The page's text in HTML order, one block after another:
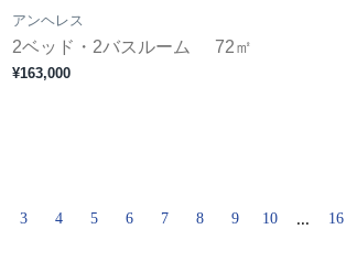
アンヘレス
2ベッド・2バスルーム 72㎡
¥163,000
3 4 5 6 7 8 9 10 ... 16